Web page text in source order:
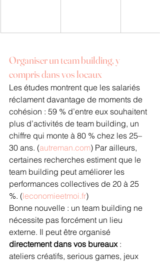
Organiser un team building, y
compris dans vos locaux
Les études montrent que les salariés
réclament davantage de moments de
cohésion : 59 % d’entre eux souhaitent
plus d’activités de team building, un
chiffre qui monte à 80 % chez les 25–
30 ans. (autreman.com) Par ailleurs,
certaines recherches estiment que le
team building peut améliorer les
performances collectives de 20 à 25
%. (leconomieetmoi.fr)
Bonne nouvelle : un team building ne
nécessite pas forcément un lieu
externe. Il peut être organisé
directement dans vos bureaux :
ateliers créatifs, serious games, jeux